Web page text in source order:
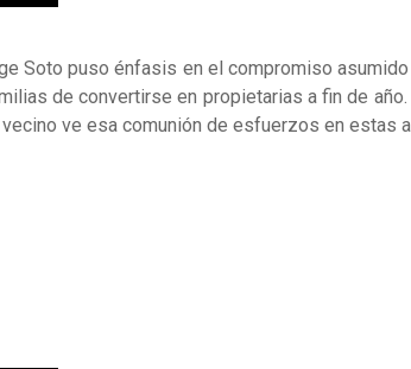
Soto puso énfasis en el compromiso
de convertirse en propietarias a fin de año.
ve esa comunión de esfuerzos en estas